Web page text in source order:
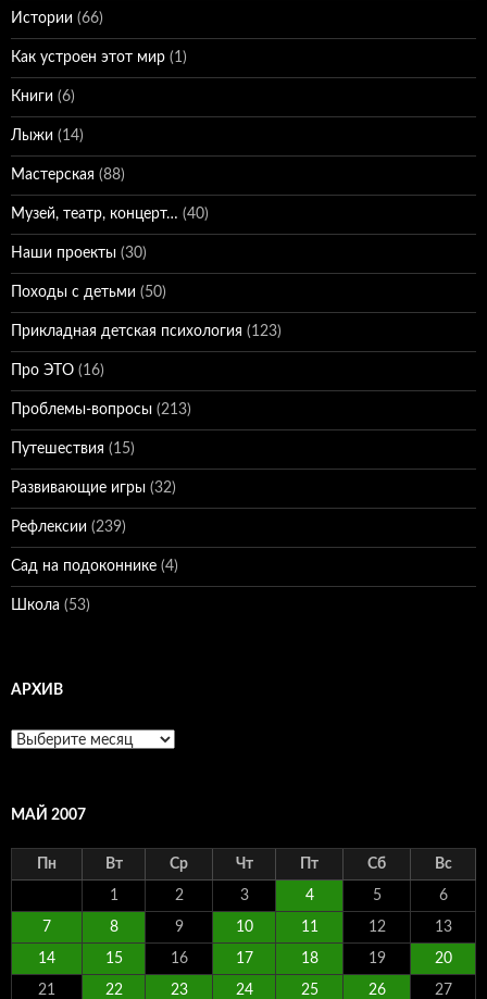
Истории (66)
Как устроен этот мир (1)
Книги (6)
Лыжи (14)
Мастерская (88)
Музей, театр, концерт… (40)
Наши проекты (30)
Походы с детьми (50)
Прикладная детская психология (123)
Про ЭТО (16)
Проблемы-вопросы (213)
Путешествия (15)
Развивающие игры (32)
Рефлексии (239)
Сад на подоконнике (4)
Школа (53)
АРХИВ
Архив
МАЙ 2007
Пн Вт Ср Чт Пт Сб Вс
1 2 3 4 5 6
7 8 9 10 11 12 13
14 15 16 17 18 19 20
21 22 23 24 25 26 27